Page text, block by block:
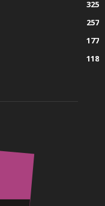
325
257
177
118